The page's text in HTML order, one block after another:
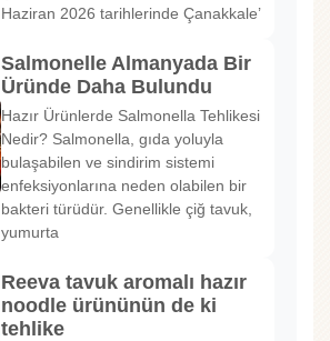
Haziran 2026 tarihlerinde Çanakkale’
Salmonelle Almanyada Bir
Üründe Daha Bulundu
Hazır Ürünlerde Salmonella Tehlikesi
Nedir? Salmonella, gıda yoluyla
bulaşabilen ve sindirim sistemi
enfeksiyonlarına neden olabilen bir
bakteri türüdür. Genellikle çiğ tavuk,
yumurta
Reeva tavuk aromalı hazır
noodle ürününün de ki
tehlike